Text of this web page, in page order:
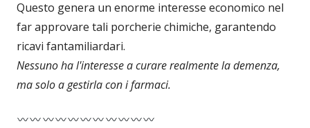
Questo genera un enorme interesse economico nel
far approvare tali porcherie chimiche, garantendo
ricavi fantamiliardari.
Nessuno ha l'interesse a curare realmente la demenza,
ma solo a gestirla con i farmaci.